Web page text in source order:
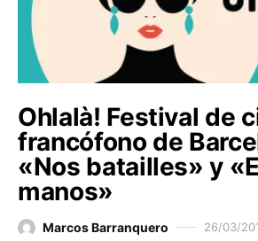
Ohlalà! Festival de
francófono de
«Nos batailles» y
manos»
Marcos Barranquero 26/03/